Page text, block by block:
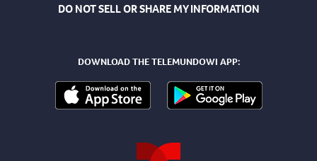
DO NOT SELL OR SHARE MY INFORMATION
DOWNLOAD THE TELEMUNDOWI APP: